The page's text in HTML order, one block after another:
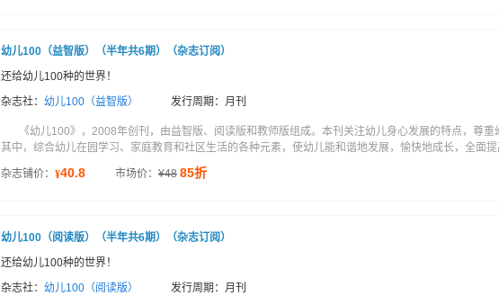
幼儿100（益智版）（半年共6期）（杂志订阅）
还给幼儿100种的世界！
杂志社： 幼儿100（益智版） 发行周期：月刊
《幼儿100》，2008年创刊，由益智版、阅读版和教师版组成。本刊关注幼儿身心发展的特点，尊
其中，综合幼儿在园学习、家庭教育和社区生活的各种元素，使幼儿能和谐地发展，愉快地成长，全面
杂志铺价： ¥40.8 市场价： ¥48 85折
幼儿100（阅读版）（半年共6期）（杂志订阅）
还给幼儿100种的世界！
杂志社： 幼儿100（阅读版） 发行周期：月刊